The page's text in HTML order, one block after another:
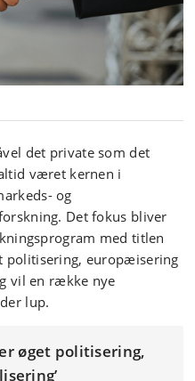
det private som det
været kernen i
og
Det fokus bliver
med titlen
politisering, europæisering
vil en række nye
lup.
øget politisering,